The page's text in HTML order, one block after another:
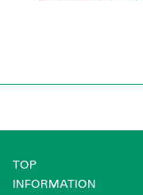
TOP
INFORMATION